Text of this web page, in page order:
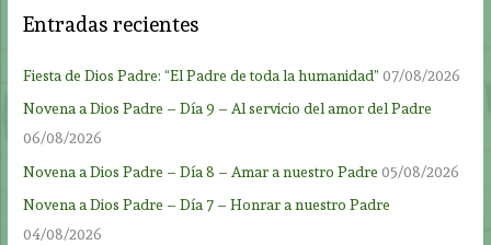
Entradas recientes
Fiesta de Dios Padre: “El Padre de toda la humanidad” 07/08/2026
Novena a Dios Padre – Día 9 – Al servicio del amor del Padre
06/08/2026
Novena a Dios Padre – Día 8 – Amar a nuestro Padre 05/08/2026
Novena a Dios Padre – Día 7 – Honrar a nuestro Padre
04/08/2026